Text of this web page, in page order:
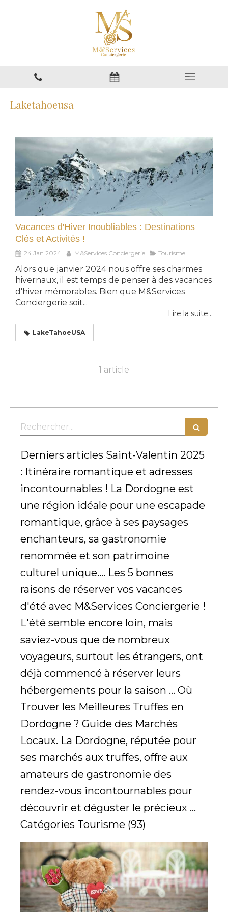
Laketahoeusa
Vacances d'Hiver Inoubliables : Destinations
Clés et Activités !
24 Jan 2024 M&Services Conciergerie Tourisme
Alors que janvier 2024 nous offre ses charmes
hivernaux, il est temps de penser à des vacances
d'hiver mémorables. Bien que M&Services
Conciergerie soit...
Lire la suite...
LakeTahoeUSA
1 article
Rechercher
Derniers articles Saint-Valentin 2025
: Itinéraire romantique et adresses
incontournables ! La Dordogne est
une région idéale pour une escapade
romantique, grâce à ses paysages
enchanteurs, sa gastronomie
renommée et son patrimoine
culturel unique.... Les 5 bonnes
raisons de réserver vos vacances
d'été avec M&Services Conciergerie !
L'été semble encore loin, mais
saviez-vous que de nombreux
voyageurs, surtout les étrangers, ont
déjà commencé à réserver leurs
hébergements pour la saison ... Où
Trouver les Meilleures Truffes en
Dordogne ? Guide des Marchés
Locaux. La Dordogne, réputée pour
ses marchés aux truffes, offre aux
amateurs de gastronomie des
rendez-vous incontournables pour
découvrir et déguster le précieux ...
Catégories Tourisme (93)